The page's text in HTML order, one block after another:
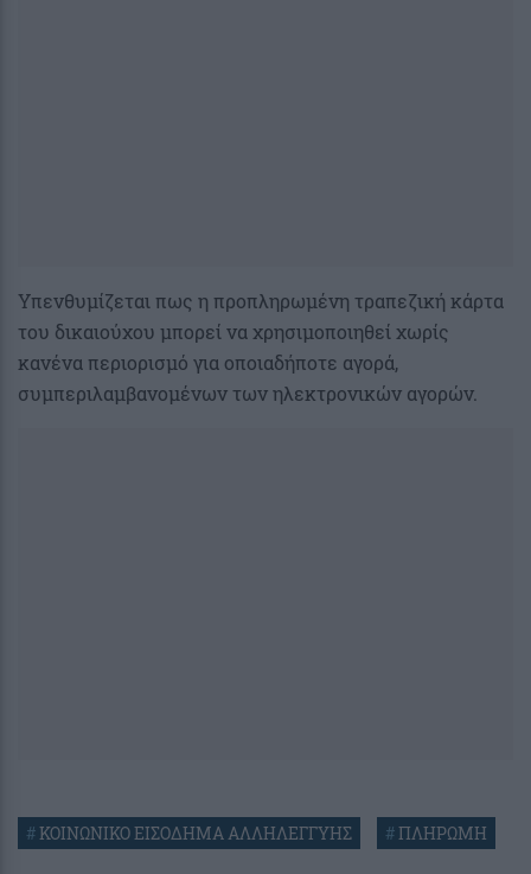
Υπενθυμίζεται πως η προπληρωμένη τραπεζική κάρτα
του δικαιούχου μπορεί να χρησιμοποιηθεί χωρίς
κανένα περιορισμό για οποιαδήποτε αγορά,
συμπεριλαμβανομένων των ηλεκτρονικών αγορών.
#ΚΟΙΝΩΝΙΚΟ ΕΙΣΟΔΗΜΑ ΑΛΛΗΛΕΓΓΥΗΣ #ΠΛΗΡΩΜΗ